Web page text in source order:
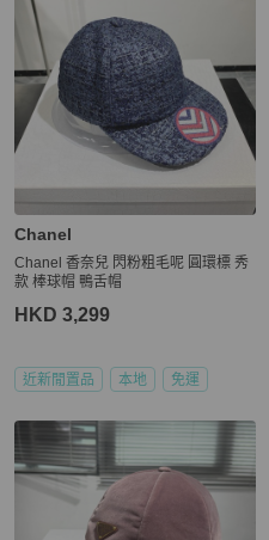
Chanel
Chanel 香奈兒 閃粉粗毛呢 圓環標 秀
款 棒球帽 鴨舌帽
HKD 3,299
近新閒置品 本地 免運